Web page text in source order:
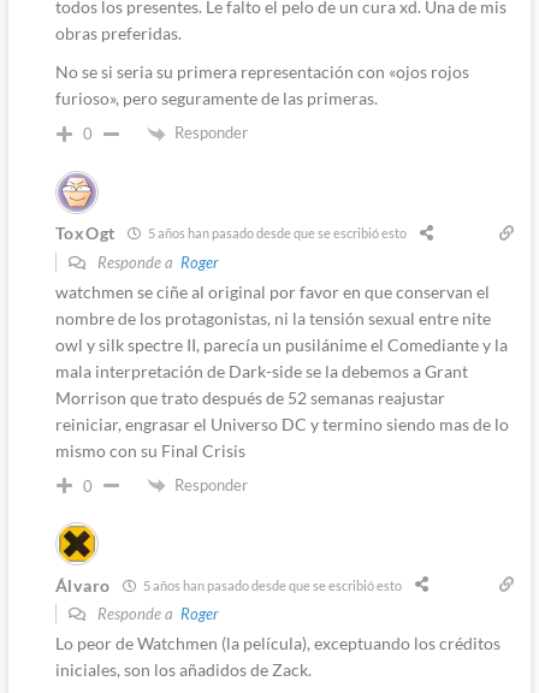
todos los presentes. Le falto el pelo de un cura xd. Una de mis
obras preferidas.
No se si seria su primera representación con «ojos rojos
furioso», pero seguramente de las primeras.
0 Responder
ToxOgt 5 años han pasado desde que se escribió esto
Responde a Roger
watchmen se ciñe al original por favor en que conservan el
nombre de los protagonistas, ni la tensión sexual entre nite
owl y silk spectre II, parecía un pusilánime el Comediante y la
mala interpretación de Dark-side se la debemos a Grant
Morrison que trato después de 52 semanas reajustar
reiniciar, engrasar el Universo DC y termino siendo mas de lo
mismo con su Final Crisis
0 Responder
Álvaro 5 años han pasado desde que se escribió esto
Responde a Roger
Lo peor de Watchmen (la película), exceptuando los créditos
iniciales, son los añadidos de Zack.